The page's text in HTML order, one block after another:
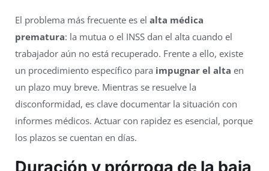
El problema más frecuente es el alta médica
prematura: la mutua o el INSS dan el alta cuando el
trabajador aún no está recuperado. Frente a ello, existe
un procedimiento específico para impugnar el alta en
un plazo muy breve. Mientras se resuelve la
disconformidad, es clave documentar la situación con
informes médicos. Actuar con rapidez es esencial, porque
los plazos se cuentan en días.